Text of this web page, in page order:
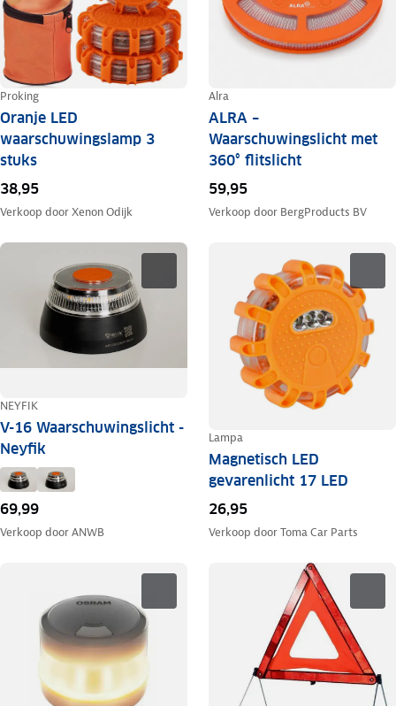
Proking
Oranje LED
waarschuwingslamp 3
stuks
38,95
Verkoop doorXenon Odijk
Alra
ALRA –
Waarschuwingslicht met
360° flitslicht
59,95
Verkoop door BergProducts BV
NEYFIK
V-16 Waarschuwingslicht -
Neyfik
69,99
Verkoop doorANWB
Lampa
Magnetisch LED
gevarenlicht 17 LED
26,95
Verkoop doorToma Car Parts